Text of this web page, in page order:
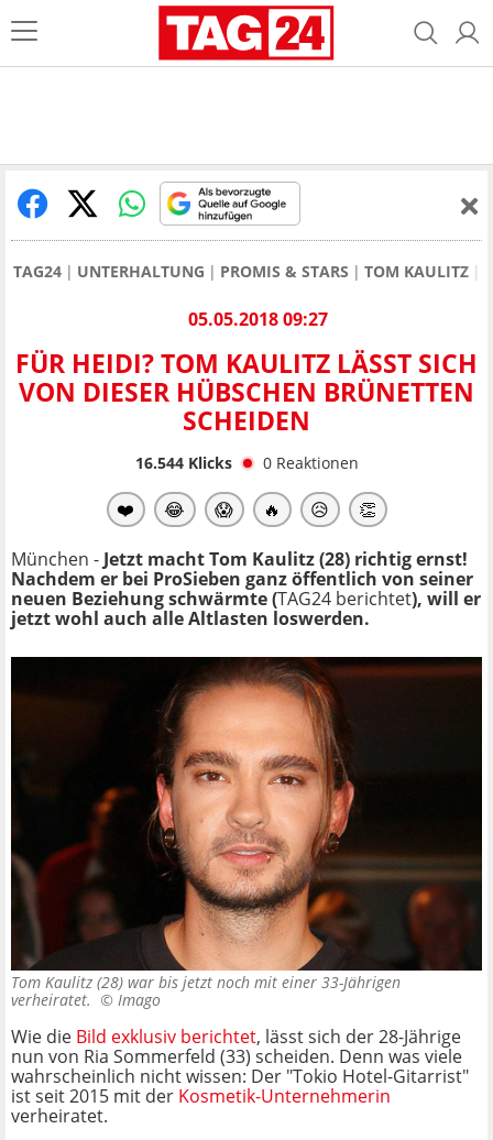
TAG24 UNTERHALTUNG PROMIS & STARS TOM KAULITZ
05.05.2018 09:27
FÜR HEIDI? TOM KAULITZ LÄSST SICH
VON DIESER HÜBSCHEN BRÜNETTEN
SCHEIDEN
16.544Klicks 0 Reaktionen
❤️ 😂 😱 🔥 😥 👏
München - Jetzt macht Tom Kaulitz (28) richtig ernst!
Nachdem er bei ProSieben ganz öffentlich von seiner
neuen Beziehung schwärmte (TAG24 berichtet), will er
jetzt wohl auch alle Altlasten loswerden.
Tom Kaulitz (28) war bis jetzt noch mit einer 33-Jährigen
verheiratet. © Imago
Wie die Bild exklusiv berichtet, lässt sich der 28-Jährige
nun von Ria Sommerfeld (33) scheiden. Denn was viele
wahrscheinlich nicht wissen: Der "Tokio Hotel-Gitarrist"
ist seit 2015 mit der Kosmetik-Unternehmerin
verheiratet.